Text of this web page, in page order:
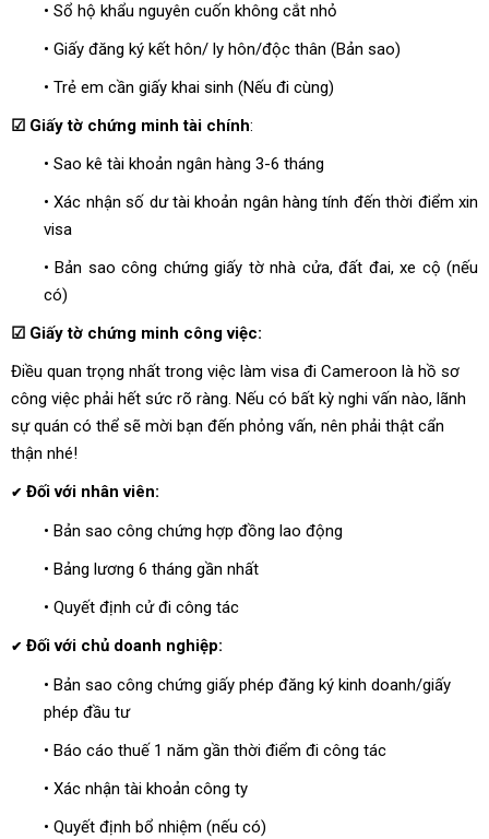
• Sổ hộ khẩu nguyên cuốn không cắt nhỏ
• Giấy đăng ký kết hôn/ ly hôn/độc thân (Bản sao)
• Trẻ em cần giấy khai sinh (Nếu đi cùng)
☑ Giấy tờ chứng minh tài chính:
• Sao kê tài khoản ngân hàng 3-6 tháng
• Xác nhận số dư tài khoản ngân hàng tính đến thời điểm xin
visa
• Bản sao công chứng giấy tờ nhà cửa, đất đai, xe cộ (nếu
có)
☑ Giấy tờ chứng minh công việc:
Điều quan trọng nhất trong việc làm visa đi Cameroon là hồ sơ
công việc phải hết sức rõ ràng. Nếu có bất kỳ nghi vấn nào, lãnh
sự quán có thể sẽ mời bạn đến phỏng vấn, nên phải thật cẩn
thận nhé!
✔ Đối với nhân viên:
• Bản sao công chứng hợp đồng lao động
• Bảng lương 6 tháng gần nhất
• Quyết định cử đi công tác
✔ Đối với chủ doanh nghiệp:
• Bản sao công chứng giấy phép đăng ký kinh doanh/giấy
phép đầu tư
• Báo cáo thuế 1 năm gần thời điểm đi công tác
• Xác nhận tài khoản công ty
• Quyết định bổ nhiệm (nếu có)